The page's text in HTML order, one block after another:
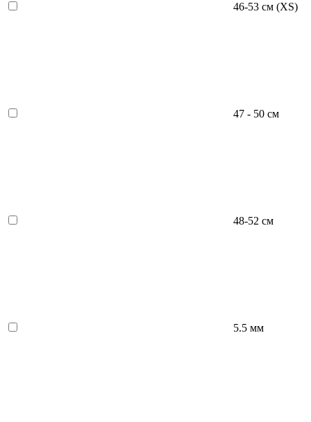
46-53 см (XS)
47 - 50 см
48-52 см
5.5 мм